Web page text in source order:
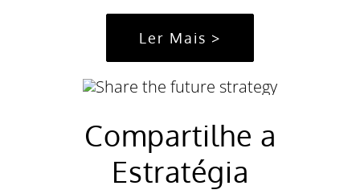
Ler Mais >
Compartilhe a
Estratégia